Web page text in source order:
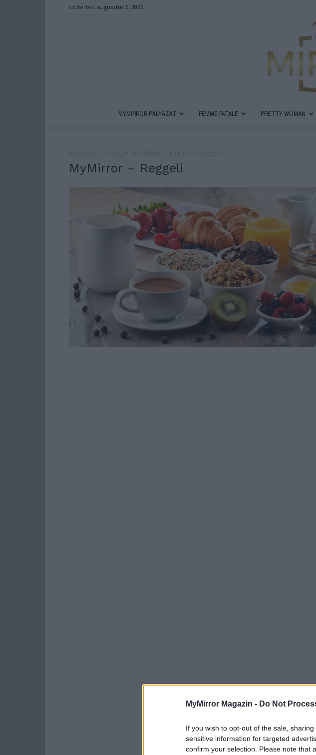
MyMirror Magazin - Do Not
If you wish to opt-out of the sale,
sensitive information for targeted
confirm your selection. Please note that
csütörtök, augusztus 6, 2026
MYMIRROR PÁLYÁZAT FEMME FATALE PRETTY WOMAN
MyMirror – Reggeli